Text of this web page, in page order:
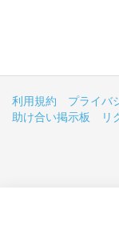
利用規約 プライバ
助け合い掲示板
リ